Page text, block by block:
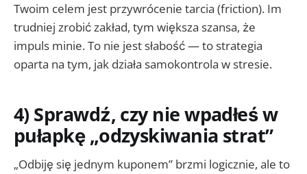
Twoim celem jest przywrócenie tarcia (friction). Im
trudniej zrobić zakład, tym większa szansa, że
impuls minie. To nie jest słabość — to strategia
oparta na tym, jak działa samokontrola w stresie.
4) Sprawdź, czy nie wpadłeś w
pułapkę „odzyskiwania strat”
„Odbiję się jednym kuponem” brzmi logicznie, ale to